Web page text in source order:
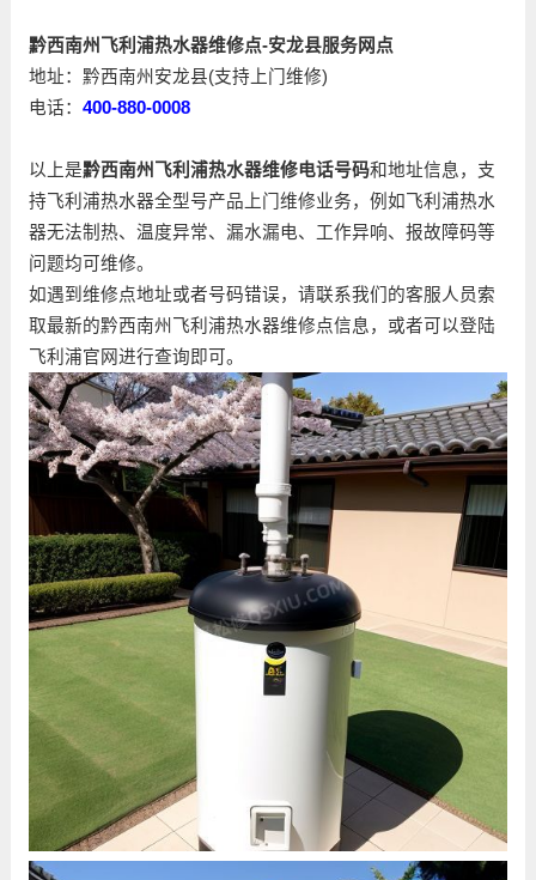
黔西南州飞利浦热水器维修点-安龙县服务网点
地址：黔西南州安龙县(支持上门维修)
电话： 400-880-0008
以上是黔西南州飞利浦热水器维修电话号码和地址信息，支
持飞利浦热水器全型号产品上门维修业务，例如飞利浦热水
器无法制热、温度异常、漏水漏电、工作异响、报故障码等
问题均可维修。
如遇到维修点地址或者号码错误，请联系我们的客服人员索
取最新的黔西南州飞利浦热水器维修点信息，或者可以登陆
飞利浦官网进行查询即可。